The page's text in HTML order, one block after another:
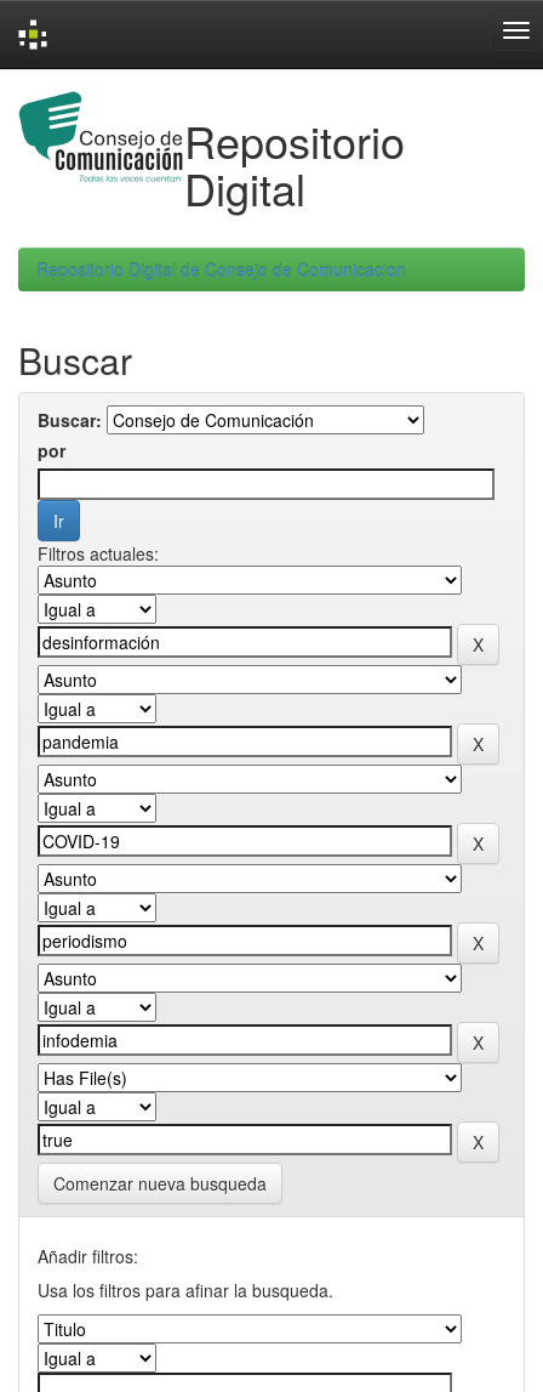
navigation
Repositorio
Digital
Repositorio Digital de Consejo de Comunicacion
Buscar
Buscar:
por
Filtros actuales:
Comenzar nueva busqueda
Añadir filtros:
Usa los filtros para afinar la busqueda.